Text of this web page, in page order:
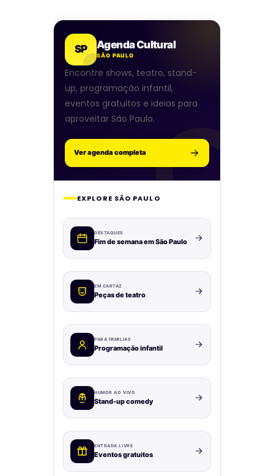
SP Agenda Cultural
SÃO PAULO
Encontre shows, teatro, stand-
up, programação infantil,
eventos gratuitos e ideias para
aproveitar São Paulo.
Ver agenda completa
EXPLORE SÃO PAULO
DESTAQUES
Fim de semana em São Paulo
EM CARTAZ
Peças de teatro
PARA FAMÍLIAS
Programação infantil
HUMOR AO VIVO
Stand-up comedy
ENTRADA LIVRE
Eventos gratuitos